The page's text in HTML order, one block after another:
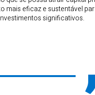
mais eficaz e sustentável
significativos.